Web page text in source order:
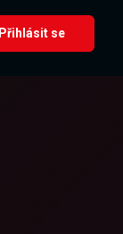
Přihlásit se